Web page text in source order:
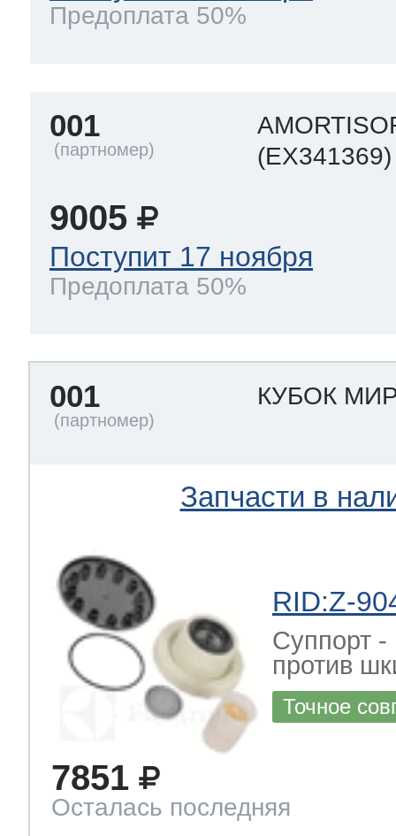
Предоплата 50%
001
(EX341369)
9005
Поступит 17 ноября
Предоплата 50%
001 КУБОК
Запчасти в
RID:Z-
Суппорт
против
Точное
7851
Осталась последняя